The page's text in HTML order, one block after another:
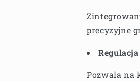
precyzyjne
Pozwala na